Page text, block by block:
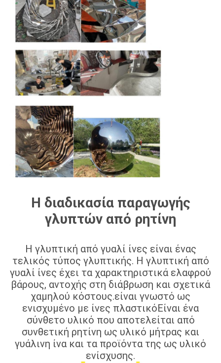
Η διαδικασία παραγωγής
γλυπτών από ρητίνη
Η γλυπτική από γυαλί ίνες είναι ένας
τελικός τύπος γλυπτικής. Η γλυπτική από
γυαλί ίνες έχει τα χαρακτηριστικά ελαφρού
βάρους, αντοχής στη διάβρωση και σχετικά
χαμηλού κόστους.είναι γνωστό ως
ενισχυμένο με ίνες πλαστικόΕίναι ένα
σύνθετο υλικό που αποτελείται από
συνθετική ρητίνη ως υλικό μήτρας και
γυάλινη ίνα και τα προϊόντα της ως υλικό
ενίσχυσης.